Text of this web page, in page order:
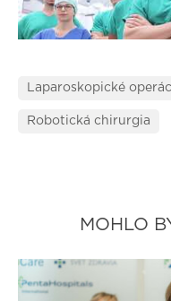
Laparoskopické
Robotická chirurgia
MOHLO